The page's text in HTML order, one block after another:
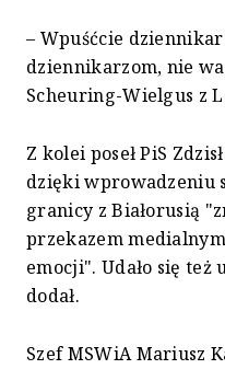
– Wpuśćcie
dziennikarzom, nie
Scheuring-Wielgus z
Z kolei poseł PiS
dzięki wprowadzeniu
granicy z Białorusią
przekazem
emocji". Udało się też
dodał.
Szef MSWiA Mariusz